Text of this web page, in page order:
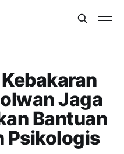
Jaga
Bantuan
Psikologis